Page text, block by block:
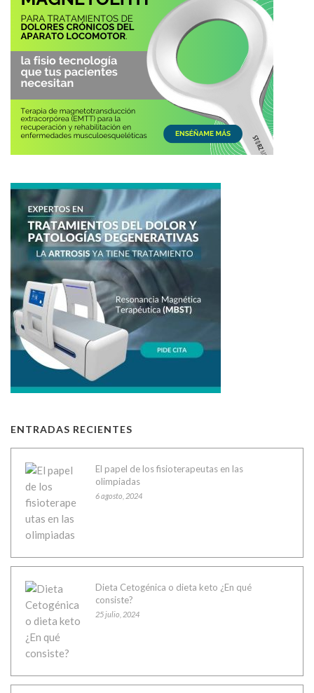
ENTRADAS RECIENTES
El papel de los fisioterapeutas en las
olimpiadas
6 agosto, 2024
Dieta Cetogénica o dieta keto ¿En qué
consiste?
25 julio, 2024